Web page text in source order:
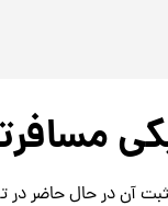
آن در حال حاضر